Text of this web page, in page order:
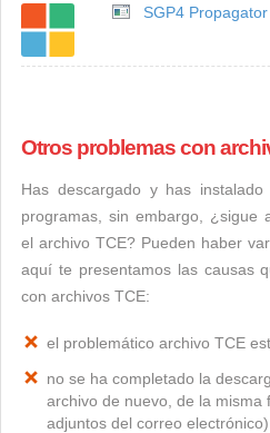
SGP4 Propagator
Otros problemas con
Has descargado y has
programas, sin embargo, ¿sigue
el archivo TCE? Pueden haber
aquí te presentamos las causas
con archivos TCE:
el problemático archivo TCE
no se ha completado la
archivo de nuevo, de la misma
adjuntos del correo electrónico)